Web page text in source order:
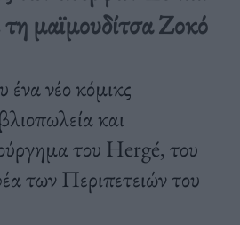
μαϊμουδίτσα Ζοκό
ένα νέο κόμικς
και
του Hergé, του
των Περιπετειών του